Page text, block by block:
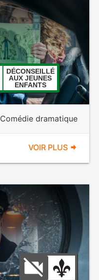
DÉCONSEILLÉ
AUX JEUNES
ENFANTS
Comédie dramatique
VOIR PLUS